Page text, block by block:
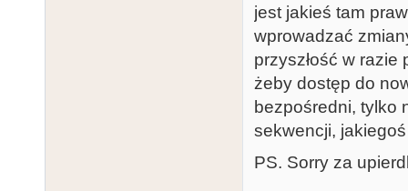
jest jakieś tam
wprowadzać
przyszłość w
żeby dostęp do
bezpośredni, tylko
sekwencji,
PS. Sorry za